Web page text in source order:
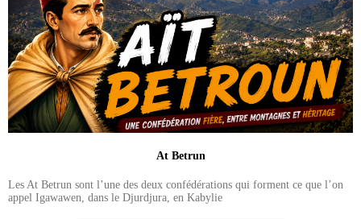
At Betrun
Les At Betrun sont l’une des deux confédérations qui forment ce que l’on
appel Igawawen, dans le Djurdjura, en Kabylie